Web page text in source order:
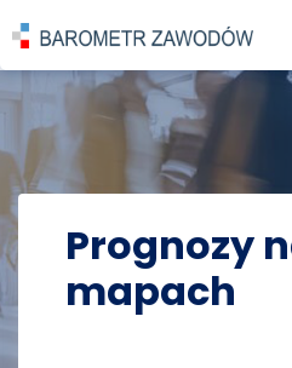
POWRÓT DO STRONY GŁÓWNEJ
PROGNOZY
Prognozy
mapach